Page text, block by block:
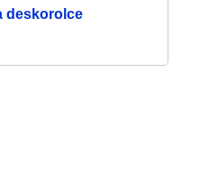
deskorolce